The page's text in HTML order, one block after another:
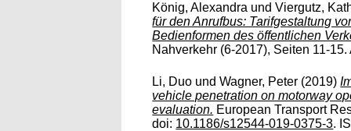
König, Alexandra undViergutz,
für den Anrufbus: Tarifgestaltung
Bedienformen des öffentlichen
Nahverkehr (6-2017), Seiten 11-
Li, Duo undWagner, Peter (2019)
vehicle penetration on motorway
evaluation. European Transport
doi: 10.1186/s12544-019-0375-3.